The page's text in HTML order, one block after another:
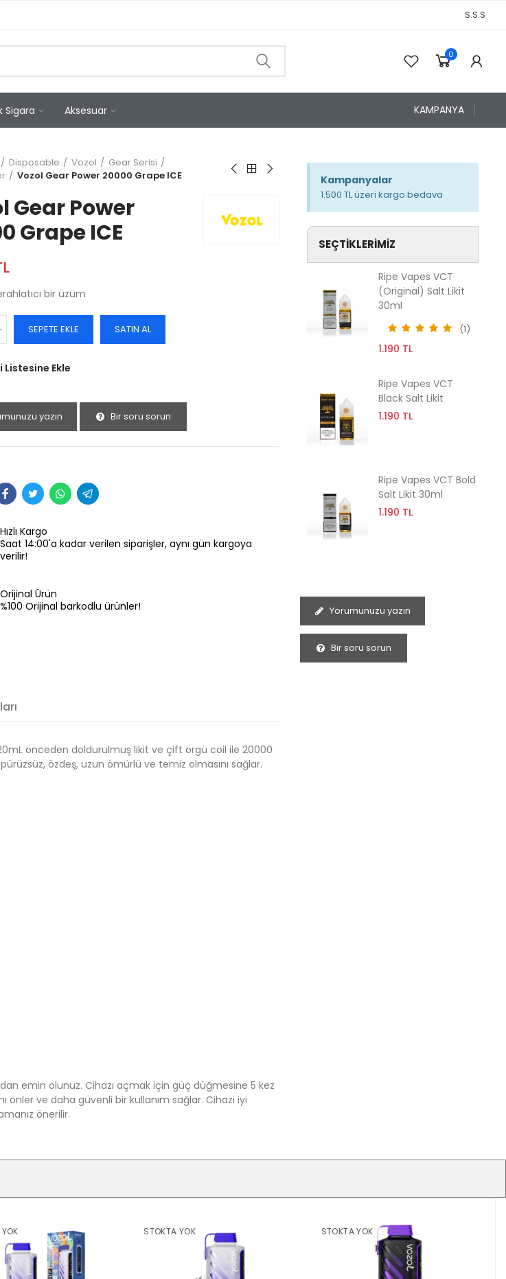
S.S.S
0
Sigara Aksesuar KAMPANYA
Disposable Vozol
Gear Serisi
Vozol Gear Power 20000 Grape ICE
Gear Power
Grape ICE
bir üzüm
SEPETE EKLE SATIN AL
Listesine Ekle
yazın Bir soru sorun
Hızlı Kargo
Saat 14:00'a kadar verilen siparişler, aynı gün kargoya
verilir!
Orijinal Ürün
%100 Orijinal barkodlu ürünler!
önceden doldurulmuş likit ve çift örgü coil ile 20000
özdeş, uzun ömürlü ve temiz olmasını sağlar.
emin olunuz. Cihazı açmak için güç düğmesine 5 kez
önler ve daha güvenli bir kullanım sağlar. Cihazı iyi
önerilir.
Kampanyalar
1.500 TL üzeri kargo bedava
SEÇTIKLERIMIZ
Ripe Vapes VCT
(Original) Salt Likit
30ml
(1)
1.190 TL
Ripe Vapes VCT
Black Salt Likit
1.190 TL
Ripe Vapes VCT Bold
Salt Likit 30ml
1.190 TL
Yorumunuzu yazın
Bir soru sorun
STOKTA YOK STOKTA YOK